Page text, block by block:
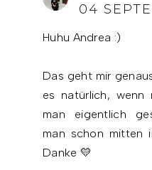
04
Huhu Andrea :)
Das geht mir
es natürlich,
man eigentlich
man schon mitten
Danke 💛